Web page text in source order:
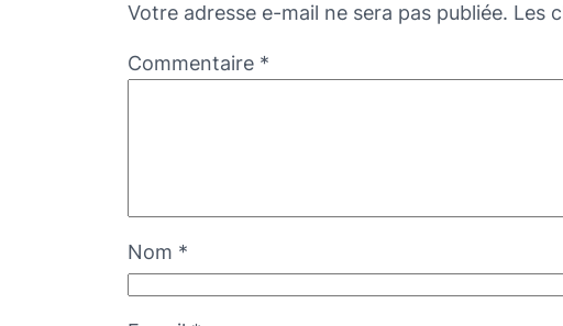
Votre adresse e-mail ne sera pas publiée. Les
Commentaire *
Nom *